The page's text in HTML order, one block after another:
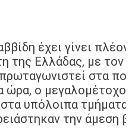
έχει γίνει πλέον
της Ελλάδας, με τον
στα
ώρα, ο
στα υπόλοιπα τμήματα
την άμεση